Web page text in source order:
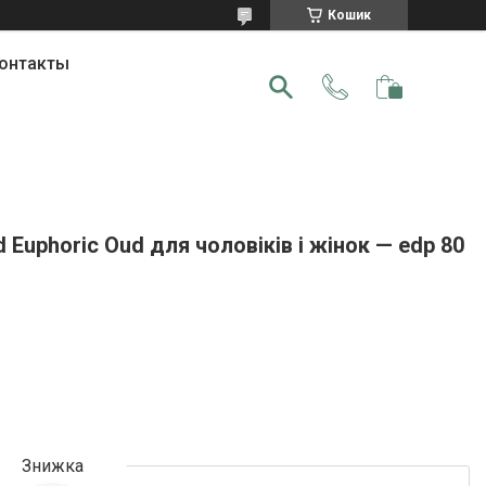
Кошик
Oud для чоловіків і жінок — edp 80